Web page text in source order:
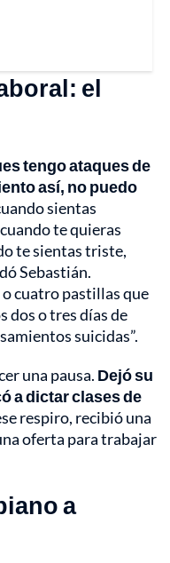
el
tengo ataques de
así, no puedo
sientas
te quieras
te sientas triste,
Sebastián.
cuatro pastillas que
dos o tres días de
suicidas”.
una pausa. Dejó su
a dictar clases de
respiro, recibió una
oferta para trabajar
a